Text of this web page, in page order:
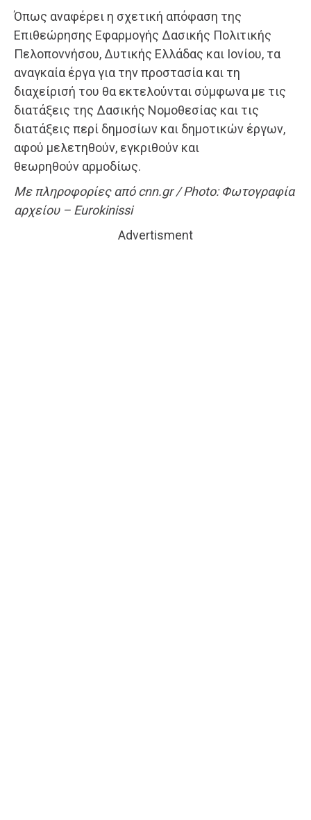
Όπως αναφέρει η σχετική απόφαση της
Επιθεώρησης Εφαρμογής Δασικής Πολιτικής
Πελοποννήσου, Δυτικής Ελλάδας και Ιονίου, τα
αναγκαία έργα για την προστασία και τη
διαχείρισή του θα εκτελούνται σύμφωνα με τις
διατάξεις της Δασικής Νομοθεσίας και τις
διατάξεις περί δημοσίων και δημοτικών έργων,
αφού μελετηθούν, εγκριθούν και
θεωρηθούν αρμοδίως.
Με πληροφορίες από cnn.gr / Photo: Φωτογραφία
αρχείου – Eurokinissi
Advertisment